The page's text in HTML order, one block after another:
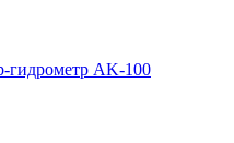
гидрометр AK-100